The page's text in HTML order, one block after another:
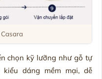
chọn kỹ lưỡng như gỗ tự
kiểu dáng mềm mại, dễ